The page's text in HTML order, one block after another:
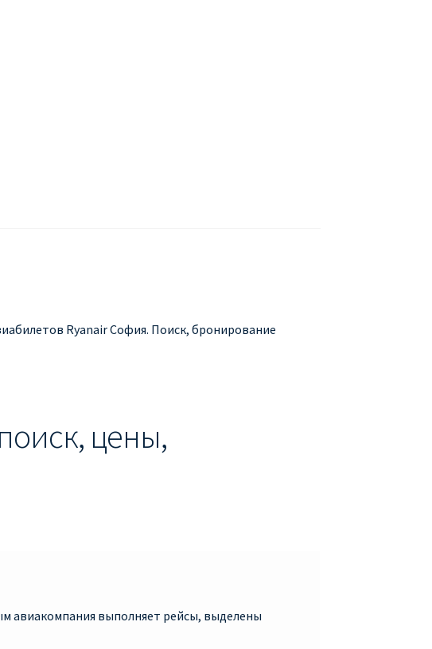
Ryanair София. Поиск, бронирование
цены,
авиакомпания выполняет рейсы, выделены